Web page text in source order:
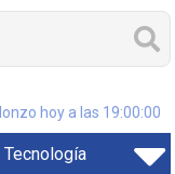
hoy a las 19:00:00
Tecnología